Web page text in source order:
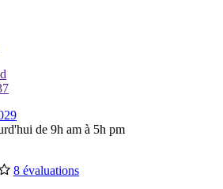
de 9h am à 5h pm
8 évaluations